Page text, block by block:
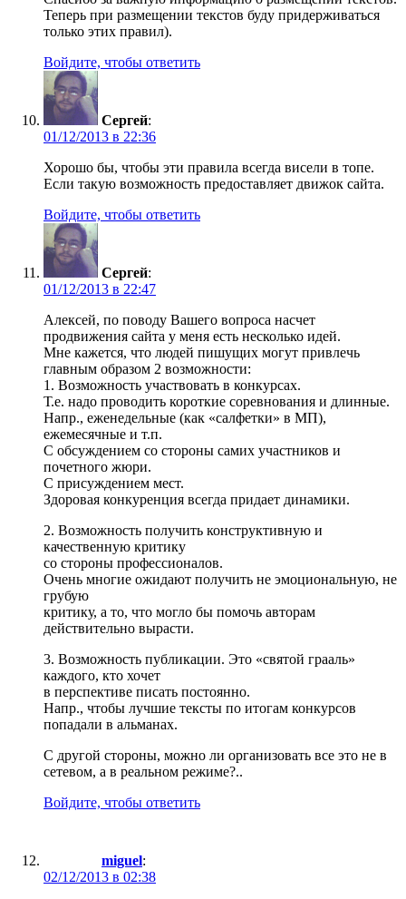
Теперь при размещении текстов буду придерживаться
только этих правил).
Войдите, чтобы ответить
Сергей:
01/12/2013 в 22:36
Хорошо бы, чтобы эти правила всегда висели в топе.
Если такую возможность предоставляет движок сайта.
Войдите, чтобы ответить
Сергей:
01/12/2013 в 22:47
Алексей, по поводу Вашего вопроса насчет
продвижения сайта у меня есть несколько идей.
Мне кажется, что людей пишущих могут привлечь
главным образом 2 возможности:
1. Возможность участвовать в конкурсах.
Т.е. надо проводить короткие соревнования и длинные.
Напр., еженедельные (как «салфетки» в МП),
ежемесячные и т.п.
С обсуждением со стороны самих участников и
почетного жюри.
С присуждением мест.
Здоровая конкуренция всегда придает динамики.
2. Возможность получить конструктивную и
качественную критику
со стороны профессионалов.
Очень многие ожидают получить не эмоциональную, не
грубую
критику, а то, что могло бы помочь авторам
действительно вырасти.
3. Возможность публикации. Это «святой грааль»
каждого, кто хочет
в перспективе писать постоянно.
Напр., чтобы лучшие тексты по итогам конкурсов
попадали в альманах.
С другой стороны, можно ли организовать все это не в
сетевом, а в реальном режиме?..
Войдите, чтобы ответить
miguel:
02/12/2013 в 02:38